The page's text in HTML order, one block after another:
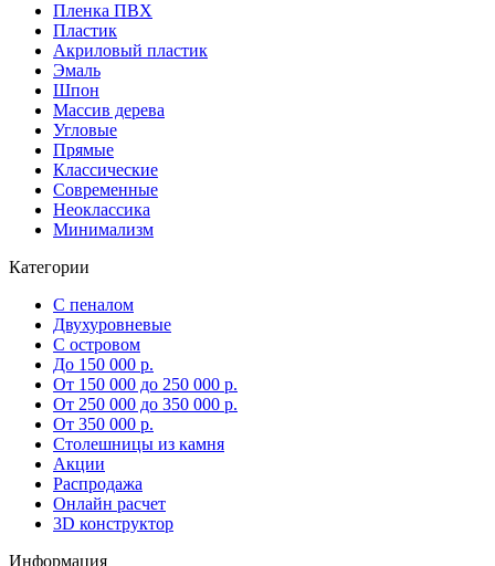
Пленка ПВХ
Пластик
Акриловый пластик
Эмаль
Шпон
Массив дерева
Угловые
Прямые
Классические
Современные
Неоклассика
Минимализм
Категории
С пеналом
Двухуровневые
С островом
До 150 000 р.
От 150 000 до 250 000 р.
От 250 000 до 350 000 р.
От 350 000 р.
Столешницы из камня
Акции
Распродажа
Онлайн расчет
3D конструктор
Информация